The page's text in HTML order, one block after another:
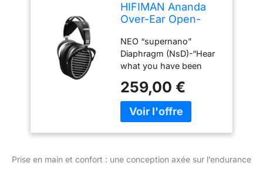
HIFIMAN Ananda
Over-Ear Open-
Planar Magnetic Hi-
FI Headphones with
High Sensitivity,
Detachable Cable-
Black
NEO “supernano”
Diaphragm (NsD)-“Hear
what you have been
NsD is 80% thinner than
previous designs
resulting in a faster more
between 1 to 2 microns
259,00 €
Prise en main et confort : une conception axée sur l’endurance